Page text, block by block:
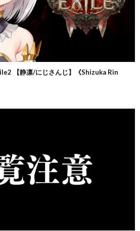
【静凛/にじさんじ】《Shizuka Rin